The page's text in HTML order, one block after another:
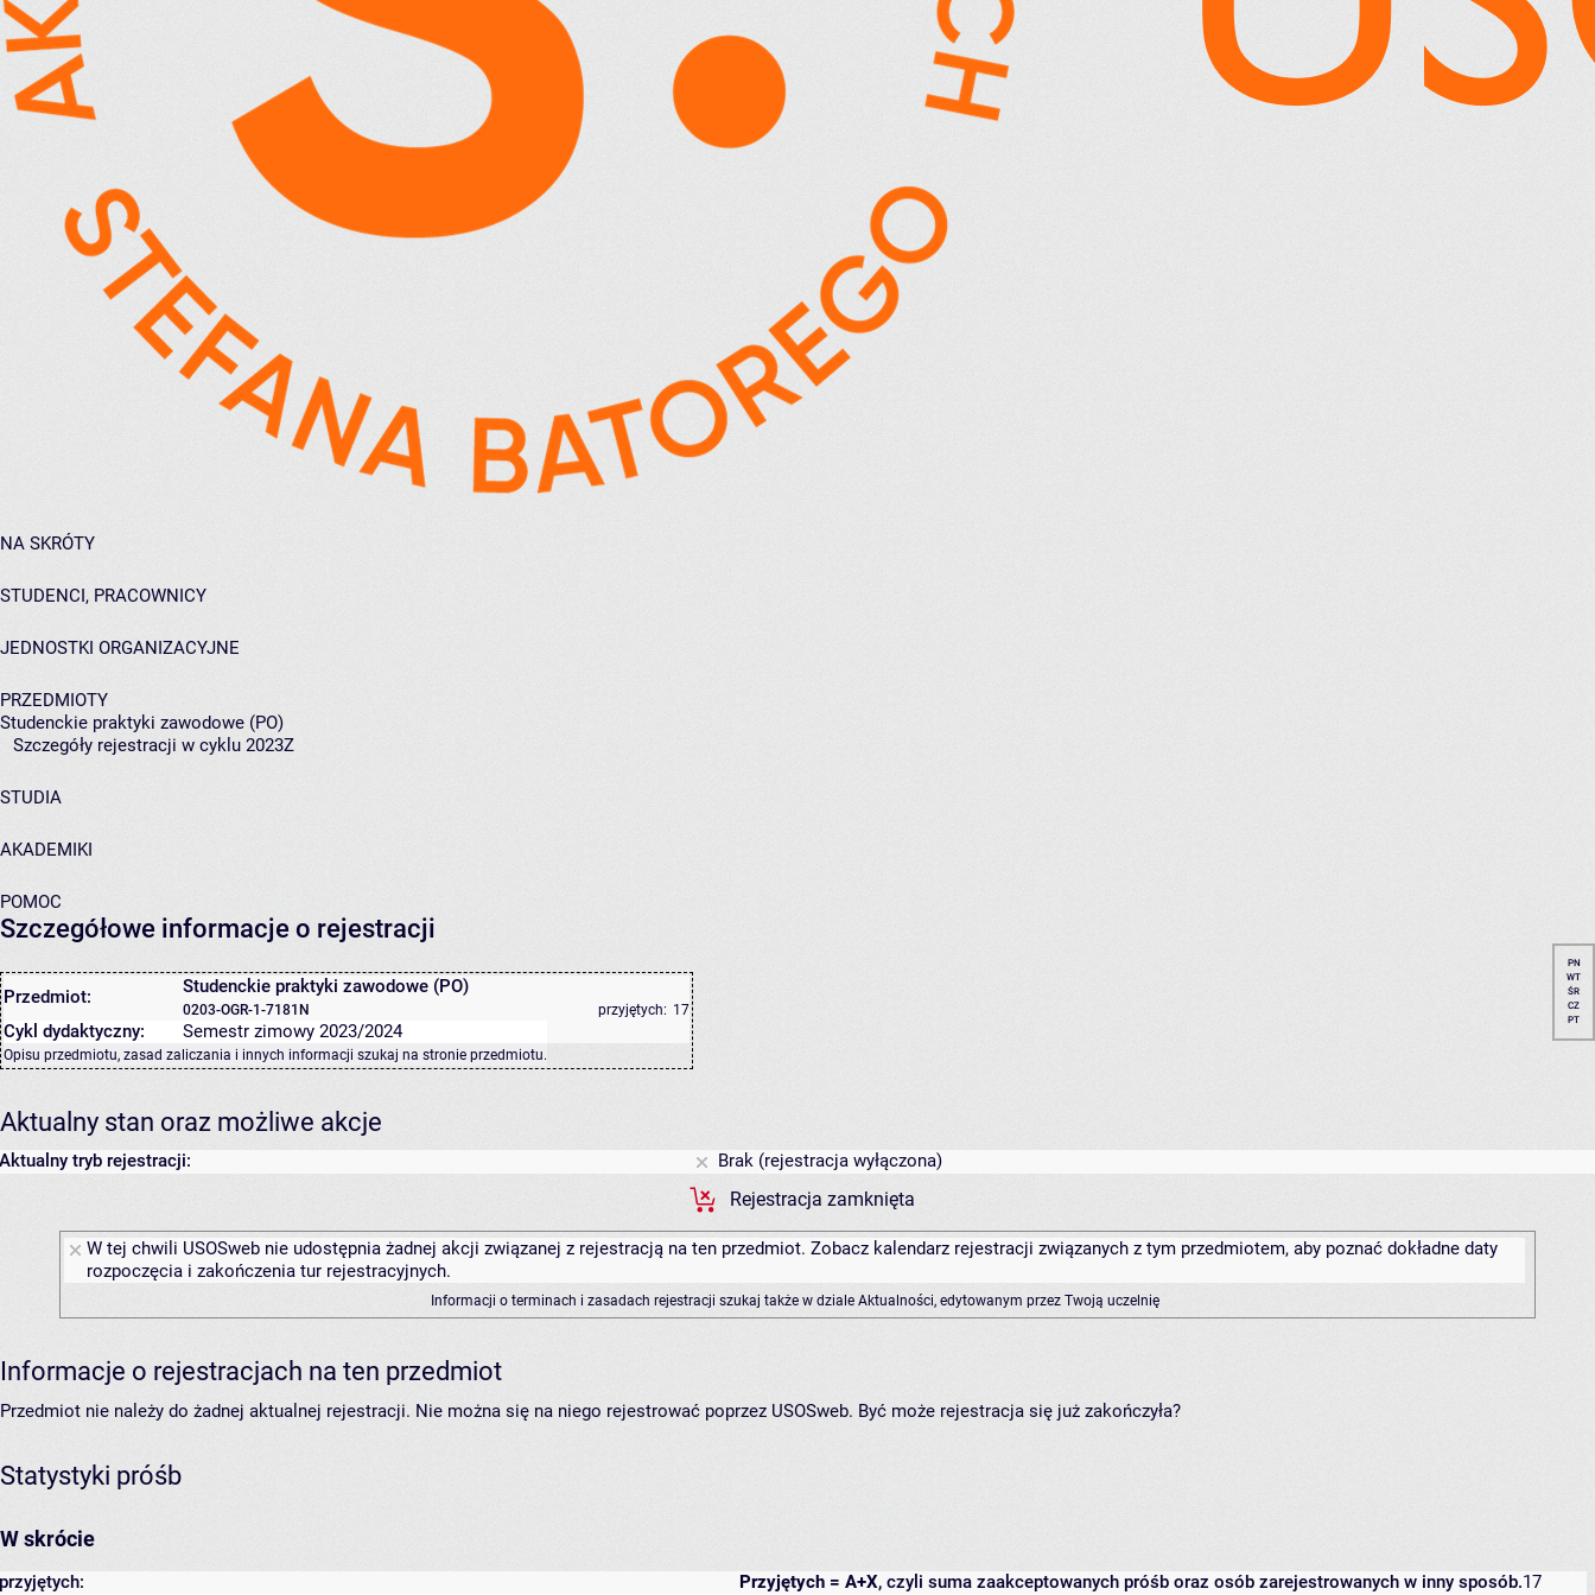
NA SKRÓTY
STUDENCI, PRACOWNICY
JEDNOSTKI ORGANIZACYJNE
PRZEDMIOTY
Studenckie praktyki zawodowe (PO)
Szczegóły rejestracji w cyklu 2023Z
STUDIA
AKADEMIKI
POMOC
Szczegółowe informacje o rejestracji
Przedmiot: Studenckie praktyki zawodowe (PO)
0203-OGR-1-7181N przyjętych: 17
Cykl dydaktyczny: Semestr zimowy 2023/2024
Opisu przedmiotu, zasad zaliczania i innych informacji szukaj na stronie przedmiotu.
PN
WT
ŚR
CZ
PT
Aktualny stan oraz możliwe akcje
Aktualny tryb rejestracji:
Brak (rejestracja wyłączona)
Rejestracja zamknięta
W tej chwili USOSweb nie udostępnia żadnej akcji związanej z rejestracją na ten przedmiot. Zobacz kalendarz rejestracji związanych z tym przedmiotem, aby poznać dokładne daty
rozpoczęcia i zakończenia tur rejestracyjnych.
Informacji o terminach i zasadach rejestracji szukaj także w dziale Aktualności, edytowanym przez Twoją uczelnię
Informacje o rejestracjach na ten przedmiot
Przedmiot nie należy do żadnej aktualnej rejestracji. Nie można się na niego rejestrować poprzez USOSweb. Być może rejestracja się już zakończyła?
Statystyki próśb
W skrócie
Przyjętych = A+X, czyli suma zaakceptowanych próśb oraz osób zarejestrowanych w inny sposób.
przyjętych:
17